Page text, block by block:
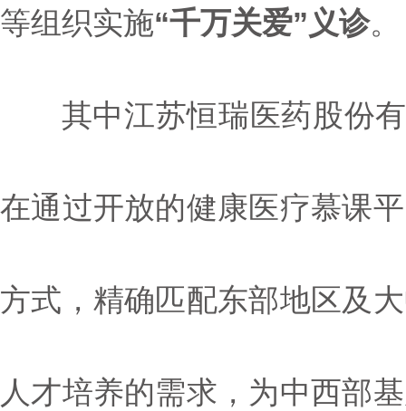
等组织实施“千万关爱”义诊。
其中江苏恒瑞医药股份有
在通过开放的健康医疗慕课
方式，精确匹配东部地区及
人才培养的需求，为中西部